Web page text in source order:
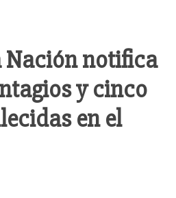
Nación notifica
y cinco
en el